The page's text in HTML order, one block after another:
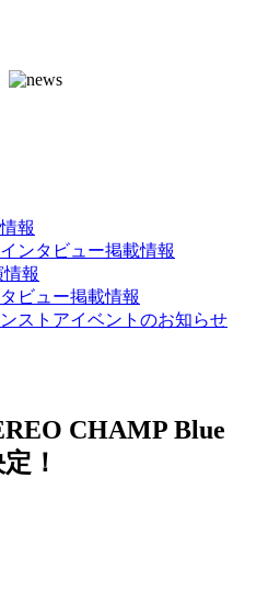
報
ンタビュー掲載情報
報
ビュー掲載情報
ストアイベントのお知らせ
CHAMP Blue
！